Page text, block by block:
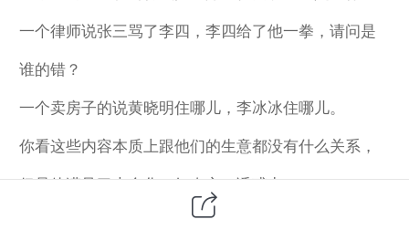
一个律师说张三骂了李四，李四给了他一拳，请问是
谁的错？
一个卖房子的说黄晓明住哪儿，李冰冰住哪儿。
你看这些内容本质上跟他们的生意都没有什么关系，
但是他满足了大众化、好奇心、诱惑力。
这样的话人才愿意往下看，至少你的前半段要讲这样